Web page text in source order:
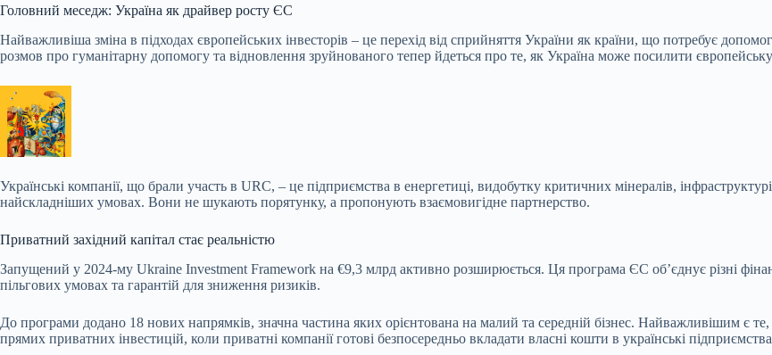
Головний меседж: Україна як драйвер росту ЄС
Найважливіша зміна в підходах європейських інвесторів – це перехід від сприйняття України як країни, що потребує
розмов про гуманітарну допомогу та відновлення зруйнованого тепер йдеться про те, як Україна може посилити
Українські компанії, що брали участь в URC, – це підприємства в енергетиці, видобутку критичних мінералів,
найскладніших умовах. Вони не шукають порятунку, а пропонують взаємовигідне партнерство.
Приватний західний капітал стає реальністю
Запущений у 2024-му Ukraine Investment Framework на €9,3 млрд активно розширюється. Ця програма ЄС обʼєднує різні
пільгових умовах та гарантій для зниження ризиків.
До програми додано 18 нових напрямків, значна частина яких орієнтована на малий та середній бізнес. Найважливішим є
прямих приватних інвестицій, коли приватні компанії готові безпосередньо вкладати власні кошти в українські